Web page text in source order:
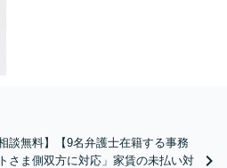
談無料】【9名弁護士在籍する事務
さま側双方に対応」家賃の未払い対